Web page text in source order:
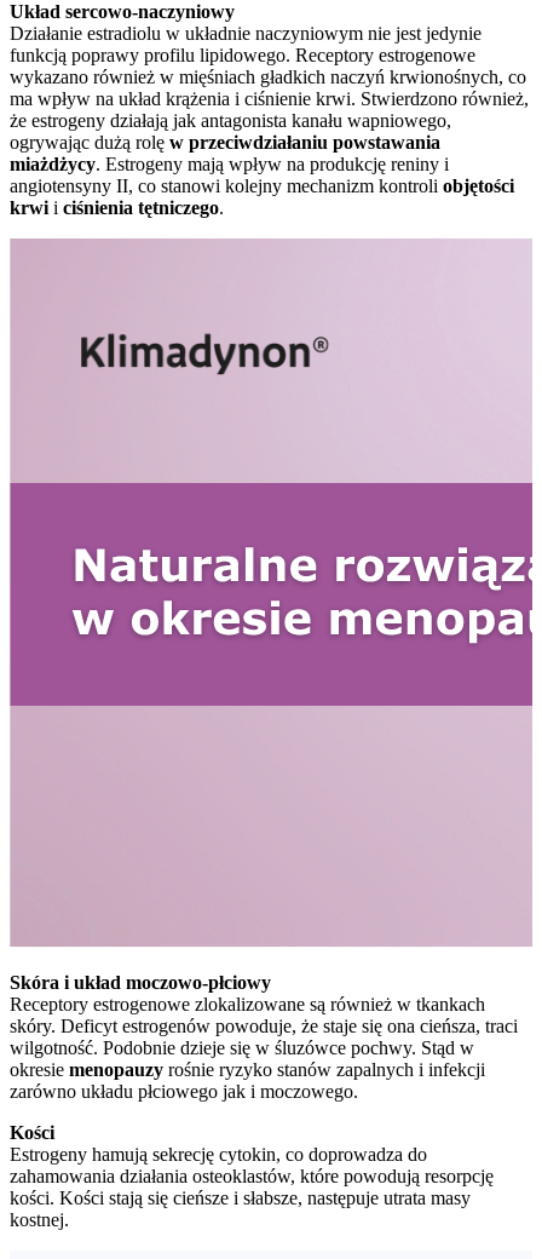
Układ sercowo-naczyniowy
Działanie estradiolu w układnie naczyniowym nie jest jedynie
funkcją poprawy profilu lipidowego. Receptory estrogenowe
wykazano również w mięśniach gładkich naczyń krwionośnych, co
ma wpływ na układ krążenia i ciśnienie krwi. Stwierdzono również,
że estrogeny działają jak antagonista kanału wapniowego,
ogrywając dużą rolę w przeciwdziałaniu powstawania
miażdżycy. Estrogeny mają wpływ na produkcję reniny i
angiotensyny II, co stanowi kolejny mechanizm kontroli objętości
krwi i ciśnienia tętniczego.
Skóra i układ moczowo-płciowy
Receptory estrogenowe zlokalizowane są również w tkankach
skóry. Deficyt estrogenów powoduje, że staje się ona cieńsza, traci
wilgotność. Podobnie dzieje się w śluzówce pochwy. Stąd w
okresie menopauzy rośnie ryzyko stanów zapalnych i infekcji
zarówno układu płciowego jak i moczowego.
Kości
Estrogeny hamują sekrecję cytokin, co doprowadza do
zahamowania działania osteoklastów, które powodują resorpcję
kości. Kości stają się cieńsze i słabsze, następuje utrata masy
kostnej.